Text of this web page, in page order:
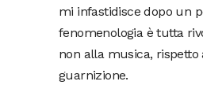
mi infastidisce dopo un
fenomenologia è tutta
non alla musica, rispetto
guarnizione.